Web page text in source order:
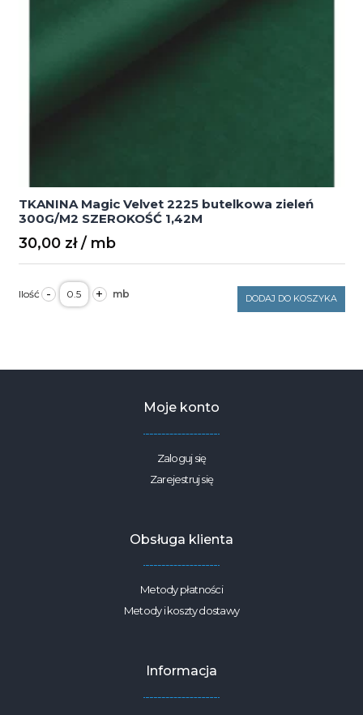
TKANINA Magic Velvet 2225 butelkowa zieleń
300G/M2 SZEROKOŚĆ 1,42M
30,00 zł
- ilość
TKANINA
Magic
300G/M2
+ DODAJ DO KOSZYKA
Moje konto
Zaloguj się
Zarejestruj się
Obsługa klienta
Metody płatności
Metody i koszty dostawy
Informacja